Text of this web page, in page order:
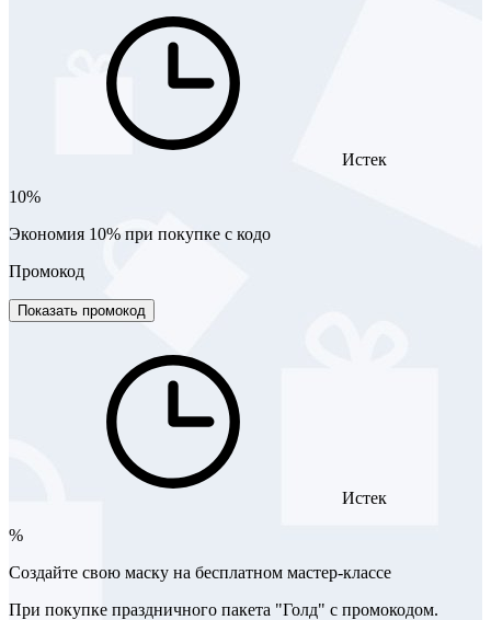
Истек
10%
Экономия 10% при покупке с кодо
Промокод
Показать промокод
Истек
%
Создайте свою маску на бесплатном мастер-классе
При покупке праздничного пакета "Голд" с промокодом.